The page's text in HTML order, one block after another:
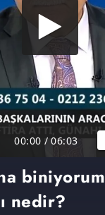
00:00 / 06:03
nedir?